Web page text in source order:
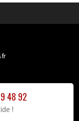
48 92
!